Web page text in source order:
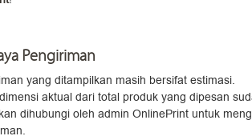
Pengiriman
yang ditampilkan masih bersifat estimasi.
aktual dari total produk yang dipesan
dihubungi oleh admin OnlinePrint untuk